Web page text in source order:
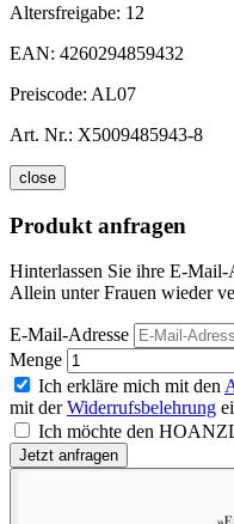
Altersfreigabe: 12
EAN: 4260294859432
Preiscode: AL07
Art. Nr.: X5009485943-8
close
Produkt anfragen
Hinterlassen Sie ihre E-
Allein unter Frauen wieder
E-Mail-Adresse
Menge
Ich erkläre mich mit den
mit derWiderrufsbelehrung
Ich möchte den